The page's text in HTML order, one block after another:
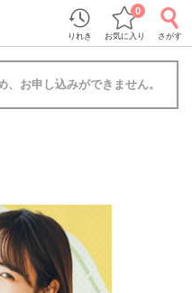
りれき お気に入り
0
さがす
お申し込みができません。